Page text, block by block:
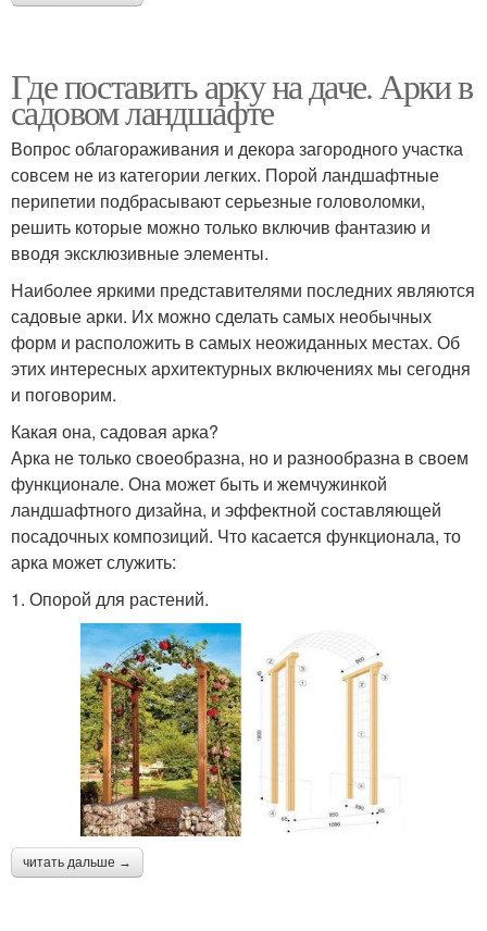
Где поставить арку на даче. Арки в
садовом ландшафте
Вопрос облагораживания и декора загородного участка
совсем не из категории легких. Порой ландшафтные
перипетии подбрасывают серьезные головоломки,
решить которые можно только включив фантазию и
вводя эксклюзивные элементы.
Наиболее яркими представителями последних являются
садовые арки. Их можно сделать самых необычных
форм и расположить в самых неожиданных местах. Об
этих интересных архитектурных включениях мы сегодня
и поговорим.
Какая она, садовая арка?
Арка не только своеобразна, но и разнообразна в своем
функционале. Она может быть и жемчужинкой
ландшафтного дизайна, и эффектной составляющей
посадочных композиций. Что касается функционала, то
арка может служить:
1. Опорой для растений.
читать дальше →